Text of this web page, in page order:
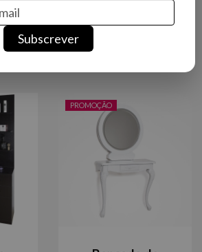
| Tocadores
PROMOÇÃO
Subscrever